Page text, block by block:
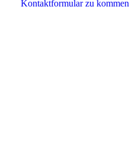
Kon­takt­for­mu­lar zu kommen